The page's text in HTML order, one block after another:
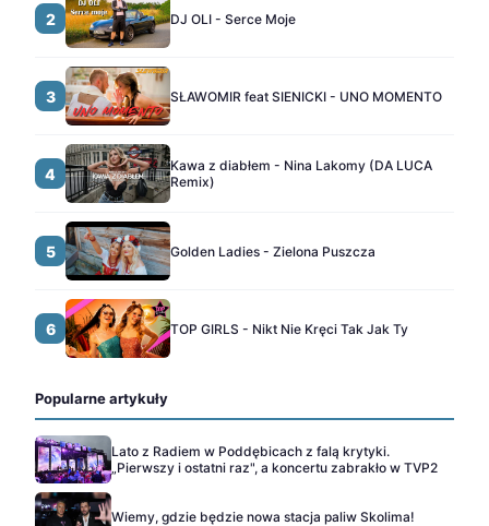
2 DJ OLI - Serce Moje
3 SŁAWOMIR feat SIENICKI - UNO MOMENTO
4
Kawa z diabłem - Nina Lakomy (DA LUCA
Remix)
5 Golden Ladies - Zielona Puszcza
6 TOP GIRLS - Nikt Nie Kręci Tak Jak Ty
Popularne artykuły
Lato z Radiem w Poddębicach z falą krytyki.
„Pierwszy i ostatni raz", a koncertu zabrakło w TVP2
Wiemy, gdzie będzie nowa stacja paliw Skolima!